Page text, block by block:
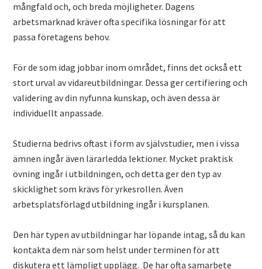
mångfald och, och breda möjligheter. Dagens
arbetsmarknad kräver ofta specifika lösningar för att
passa företagens behov.
För de som idag jobbar inom området, ​finns det också ett
stort urval av vidareutbildningar. Dessa ger certifiering och
validering av din nyfunna kunskap, och även dessa är
individuellt anpassade.
Studierna bedrivs oftast i form av självstudier, men i vissa
ämnen ingår även lärarledda lektioner. Mycket praktisk
övning ingår i utbildningen, och detta ger den typ av
skicklighet som krävs för yrkesrollen. Även
arbetsplatsförlagd utbildning ingår i kursplanen.
Den här typen av utbildningar har löpande intag, så du kan
kontakta dem när som helst under terminen för att
diskutera ett lämpligt upplägg. De har ofta samarbete